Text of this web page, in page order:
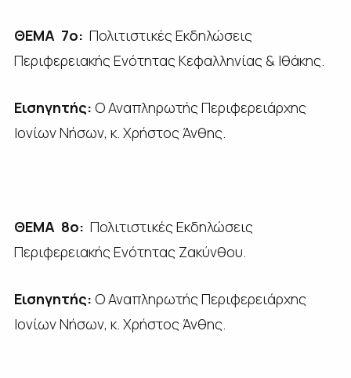
ΘΕΜΑ 7ο: Πολιτιστικές Εκδηλώσεις
Περιφερειακής Ενότητας Κεφαλληνίας & Ιθάκης.
Εισηγητής: Ο Αναπληρωτής Περιφερειάρχης
Ιονίων Νήσων, κ. Χρήστος Άνθης.
ΘΕΜΑ 8ο: Πολιτιστικές Εκδηλώσεις
Περιφερειακής Ενότητας Ζακύνθου.
Εισηγητής: Ο Αναπληρωτής Περιφερειάρχης
Ιονίων Νήσων, κ. Χρήστος Άνθης.